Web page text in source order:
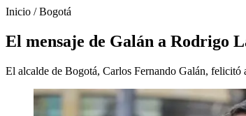
Inicio /Bogotá
El mensaje de Galán a Rodrigo
El alcalde de Bogotá, Carlos Fernando Galán,